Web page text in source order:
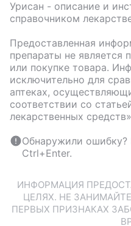
Урисан - описание и
справочником
Предоставленная
препараты не
или покупке товара.
исключительно для
аптеках,
соответствии со
лекарственных
Обнаружили
Ctrl+Enter.
ИНФОРМАЦИЯ
ЦЕЛЯХ. НЕ
ПЕРВЫХ ПРИЗНАКАХ